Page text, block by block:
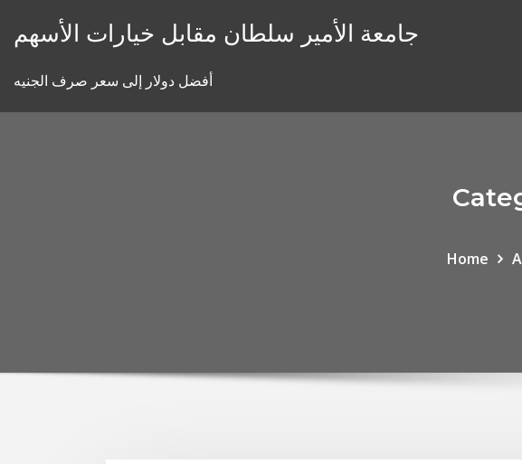
جامعة الأمير سلطان مقابل خيارات الأسهم
أفضل دولار إلى سعر صرف الجنيه
Home